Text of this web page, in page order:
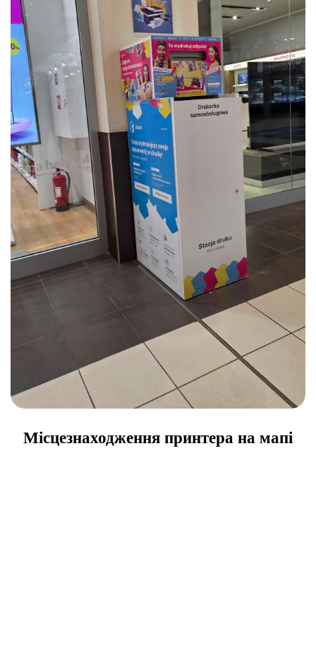
Місцезнаходження принтера на мапі